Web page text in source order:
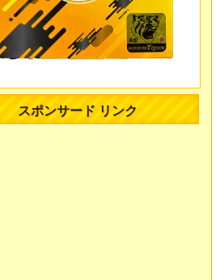
スポンサード リンク